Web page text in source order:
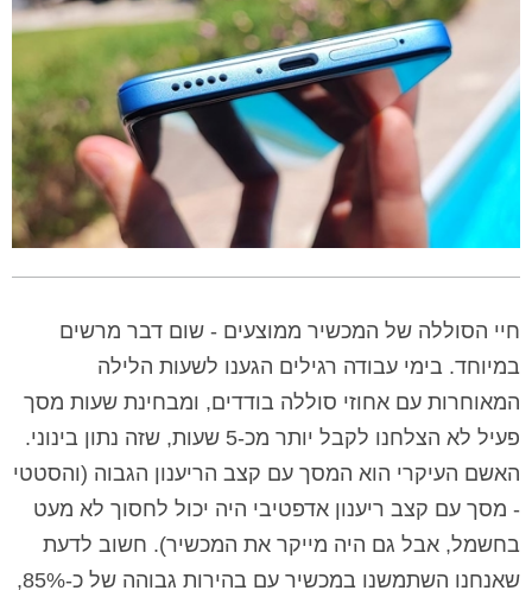
חיי הסוללה של המכשיר ממוצעים - שום דבר מרשים
במיוחד. בימי עבודה רגילים הגענו לשעות הלילה
המאוחרות עם אחוזי סוללה בודדים, ומבחינת שעות מסך
האשם העיקרי הוא המסך עם קצב הריענון הגבוה (והסטטי
- מסך עם קצב ריענון אדפטיבי היה יכול לחסוך לא מעט
בחשמל, אבל גם היה מייקר את המכשיר). חשוב לדעת
ומי שיבחר להשתמש בבהירות אוטומטית יוכל לשפר את
זמן הסוללה באופן די משמעותי.